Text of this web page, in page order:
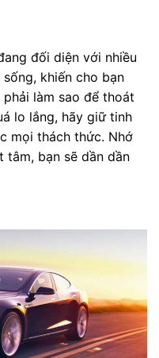
đối diện với nhiều
khiến cho bạn
làm sao để thoát
lo lắng, hãy giữ tinh
mọi thách thức. Nhớ
tâm, bạn sẽ dần dần